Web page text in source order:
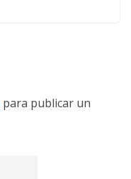
para publicar un